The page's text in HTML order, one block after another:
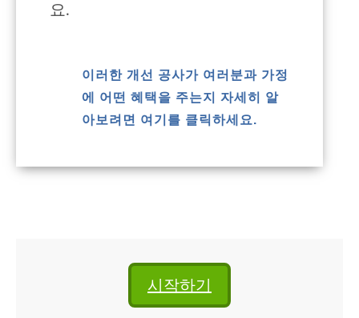
요.
이러한 개선 공사가 여러분과 가정
에 어떤 혜택을 주는지 자세히 알
아보려면 여기를 클릭하세요.
시작하기